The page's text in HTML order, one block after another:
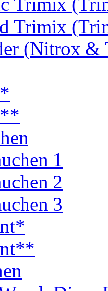
Trimix
(Nitrox
1
2
3